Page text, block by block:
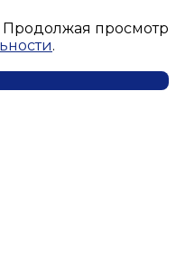
просмотр
.